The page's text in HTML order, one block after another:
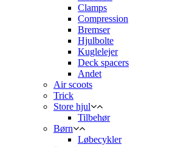
Clamps
Compression
Bremser
Hjulbolte
Kuglelejer
Deck spacers
Andet
Air scoots
Trick
Store hjul
Tilbehør
Børn
Løbecykler